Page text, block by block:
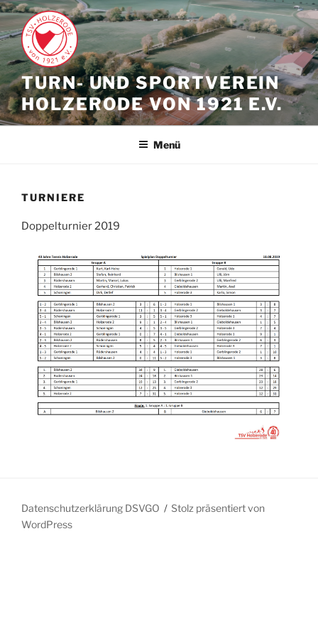
Zum
Inhalt
springen
TURN- UND SPORTVEREIN
HOLZERODE VON 1921 E.V.
Menü
TURNIERE
Doppelturnier 2019
Datenschutzerklärung DSVGO
Stolz präsentiert von
WordPress